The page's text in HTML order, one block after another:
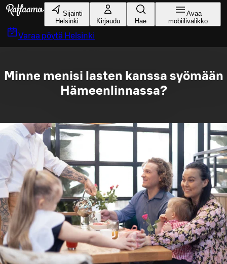
Siirry pääsisältöön
Sijainti
Helsinki
Kirjaudu Hae
Avaa
mobiilivalikko
Varaa pöytä Helsinki
Minne menisi lasten kanssa syömään
Hämeenlinnassa?